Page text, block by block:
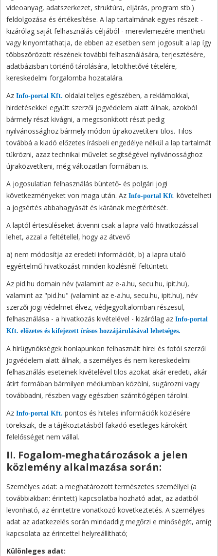
videoanyag, adatszerkezet, struktúra, eljárás, program stb.)
feldolgozása és értékesítése. A lap tartalmának egyes részeit -
kizárólag saját felhasználás céljából - merevlemezére mentheti
vagy kinyomtathatja, de ebben az esetben sem jogosult a lap így
többszörözött részének további felhasználására, terjesztésére,
adatbázisban történő tárolására, letölthetővé tételére,
kereskedelmi forgalomba hozatalára.
Az Info-portal Kft. oldalai teljes egészében, a reklámokkal,
hirdetésekkel együtt szerzői jogvédelem alatt állnak, azokból
bármely részt kivágni, a megcsonkított részt pedig
nyilvánossághoz bármely módon újraközvetíteni tilos. Tilos
továbbá a kiadó előzetes írásbeli engedélye nélkül a lap tartalmát
tükrözni, azaz technikai művelet segítségével nyilvánossághoz
újraközvetíteni, még változatlan formában is.
A jogosulatlan felhasználás büntető- és polgári jogi
következményeket von maga után. Az Info-portal Kft. követelheti
a jogsértés abbahagyását és kárának megtérítését.
A laptól értesüléseket átvenni csak a lapra való hivatkozással
lehet, azzal a feltétellel, hogy az átvevő
a) nem módosítja az eredeti információt, b) a lapra utaló
egyértelmű hivatkozást minden közlésnél feltünteti.
Az pid.hu domain név (valamint az e-a.hu, secu.hu, ipit.hu),
valamint az "pid.hu" (valamint az e-a.hu, secu.hu, ipit.hu), név
szerzői jogi védelmet élvez, védjegyoltalomban részesül,
felhasználása - a hivatkozás kivételével - kizárólag az Info-portal
Kft. előzetes és kifejezett írásos hozzájárulásával lehetséges.
A hírügynökségek honlapunkon felhasznált hírei és fotói szerzői
jogvédelem alatt állnak, a személyes és nem kereskedelmi
felhasználás eseteinek kivételével tilos azokat akár eredeti, akár
átírt formában bármilyen médiumban közölni, sugározni vagy
továbbadni, részben vagy egészben számítógépen tárolni.
Az Info-portal Kft. pontos és hiteles információk közlésére
törekszik, de a tájékoztatásból fakadó esetleges károkért
felelősséget nem vállal.
II. Fogalom-meghatározások a jelen
közlemény alkalmazása során:
Személyes adat: a meghatározott természetes személlyel (a
továbbiakban: érintett) kapcsolatba hozható adat, az adatból
levonható, az érintettre vonatkozó következtetés. A személyes
adat az adatkezelés során mindaddig megőrzi e minőségét, amíg
kapcsolata az érintettel helyreállítható;
Különleges adat: